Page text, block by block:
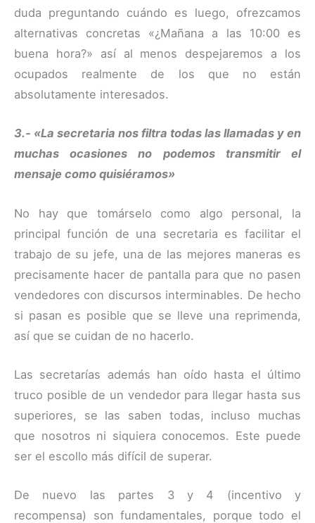
duda preguntando cuándo es luego, ofrezcamos
alternativas concretas «¿Mañana a las 10:00 es
buena hora?» así al menos despejaremos a los
ocupados realmente de los que no están
absolutamente interesados.
3.- «La secretaria nos filtra todas las llamadas y en
muchas ocasiones no podemos transmitir el
mensaje como quisiéramos»
No hay que tomárselo como algo personal, la
principal función de una secretaria es facilitar el
trabajo de su jefe, una de las mejores maneras es
precisamente hacer de pantalla para que no pasen
vendedores con discursos interminables. De hecho
si pasan es posible que se lleve una reprimenda,
así que se cuidan de no hacerlo.
Las secretarías además han oído hasta el último
truco posible de un vendedor para llegar hasta sus
superiores, se las saben todas, incluso muchas
que nosotros ni siquiera conocemos. Este puede
ser el escollo más difícil de superar.
De nuevo las partes 3 y 4 (incentivo y
recompensa) son fundamentales, porque todo el